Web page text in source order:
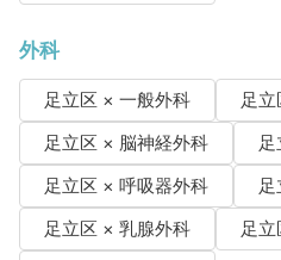
外科
足立区 × 一般外科
足
足立区 × 脳神経外科
足
足立区 × 呼吸器外科
足
足立区 × 乳腺外科
足